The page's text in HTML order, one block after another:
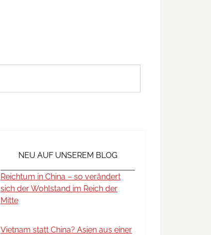
NEU AUF UNSEREM BLOG
Reichtum in China – so verändert
sich der Wohlstand im Reich der
Mitte
Vietnam statt China? Asien aus einer